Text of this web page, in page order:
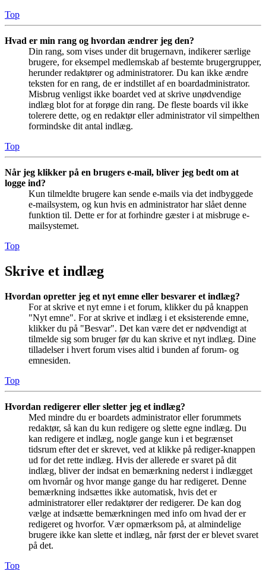
Top
Hvad er min rang og hvordan ændrer jeg den?
Din rang, som vises under dit brugernavn, indikerer særlige
brugere, for eksempel medlemskab af bestemte brugergrupper,
herunder redaktører og administratorer. Du kan ikke ændre
teksten for en rang, de er indstillet af en boardadministrator.
Misbrug venligst ikke boardet ved at skrive unødvendige
indlæg blot for at forøge din rang. De fleste boards vil ikke
tolerere dette, og en redaktør eller administrator vil simpelthen
formindske dit antal indlæg.
Top
Når jeg klikker på en brugers e-mail, bliver jeg bedt om at
logge ind?
Kun tilmeldte brugere kan sende e-mails via det indbyggede
e-mailsystem, og kun hvis en administrator har slået denne
funktion til. Dette er for at forhindre gæster i at misbruge e-
mailsystemet.
Top
Skrive et indlæg
Hvordan opretter jeg et nyt emne eller besvarer et indlæg?
For at skrive et nyt emne i et forum, klikker du på knappen
"Nyt emne". For at skrive et indlæg i et eksisterende emne,
klikker du på "Besvar". Det kan være det er nødvendigt at
tilmelde sig som bruger før du kan skrive et nyt indlæg. Dine
tilladelser i hvert forum vises altid i bunden af forum- og
emnesiden.
Top
Hvordan redigerer eller sletter jeg et indlæg?
Med mindre du er boardets administrator eller forummets
redaktør, så kan du kun redigere og slette egne indlæg. Du
kan redigere et indlæg, nogle gange kun i et begrænset
tidsrum efter det er skrevet, ved at klikke på rediger-knappen
ud for det rette indlæg. Hvis der allerede er svaret på dit
indlæg, bliver der indsat en bemærkning nederst i indlægget
om hvornår og hvor mange gange du har redigeret. Denne
bemærkning indsættes ikke automatisk, hvis det er
administratorer eller redaktører der redigerer. De kan dog
vælge at indsætte bemærkningen med info om hvad der er
redigeret og hvorfor. Vær opmærksom på, at almindelige
brugere ikke kan slette et indlæg, når først der er blevet svaret
på det.
Top